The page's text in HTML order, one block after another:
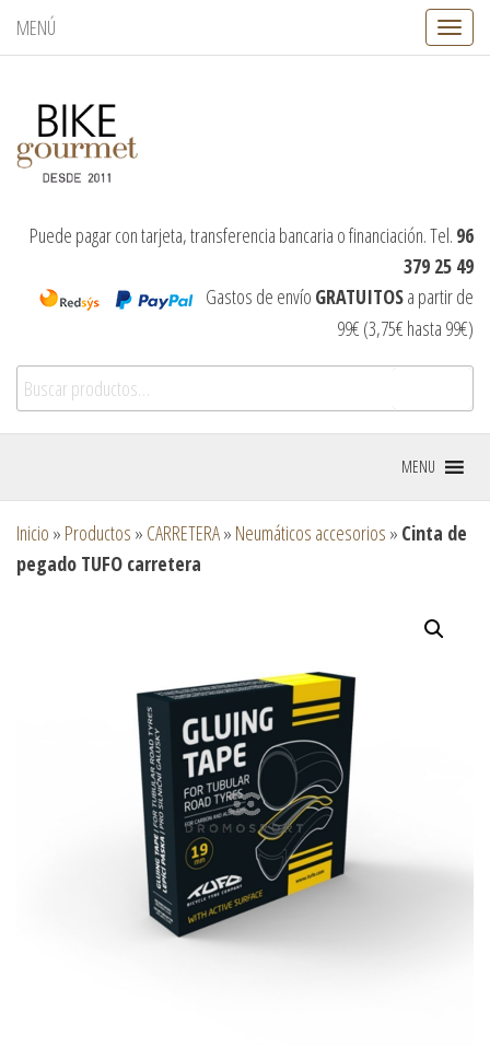
MENÚ
C
a
e
g
a
i
Puede pagar con tarjeta, transferencia bancaria o financiación. Tel. 96
379 25 49
Gastos de envío GRATUITOSa partir de
99€ (3,75€ hasta 99€)
MENU
Inicio » Productos » CARRETERA» Neumáticos accesorios » Cinta de
pegado TUFO carretera